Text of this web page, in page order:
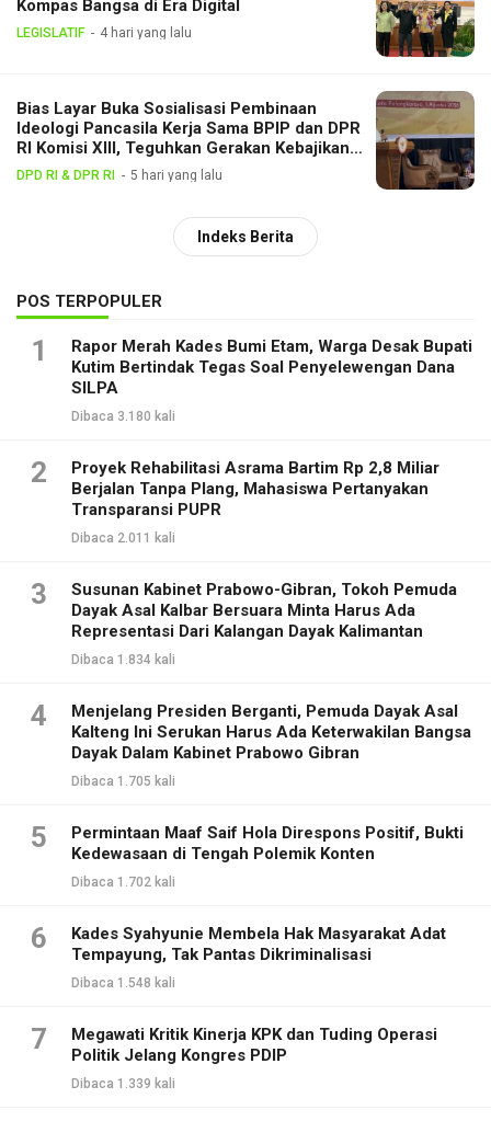
Kompas Bangsa di Era Digital
LEGISLATIF 4 hari yang lalu
Bias Layar Buka Sosialisasi Pembinaan
Ideologi Pancasila Kerja Sama BPIP dan DPR
RI Komisi XIII, Teguhkan Gerakan Kebajikan
Pancasila di Tengah Masyarakat
DPD RI & DPR RI 5 hari yang lalu
Indeks Berita
POS TERPOPULER
1
Rapor Merah Kades Bumi Etam, Warga Desak Bupati
Kutim Bertindak Tegas Soal Penyelewengan Dana
SILPA
Dibaca 3.180 kali
2
Proyek Rehabilitasi Asrama Bartim Rp 2,8 Miliar
Berjalan Tanpa Plang, Mahasiswa Pertanyakan
Transparansi PUPR
Dibaca 2.011 kali
3
Susunan Kabinet Prabowo-Gibran, Tokoh Pemuda
Dayak Asal Kalbar Bersuara Minta Harus Ada
Representasi Dari Kalangan Dayak Kalimantan
Dibaca 1.834 kali
4
Menjelang Presiden Berganti, Pemuda Dayak Asal
Kalteng Ini Serukan Harus Ada Keterwakilan Bangsa
Dayak Dalam Kabinet Prabowo Gibran
Dibaca 1.705 kali
5
Permintaan Maaf Saif Hola Direspons Positif, Bukti
Kedewasaan di Tengah Polemik Konten
Dibaca 1.702 kali
6
Kades Syahyunie Membela Hak Masyarakat Adat
Tempayung, Tak Pantas Dikriminalisasi
Dibaca 1.548 kali
7
Megawati Kritik Kinerja KPK dan Tuding Operasi
Politik Jelang Kongres PDIP
Dibaca 1.339 kali